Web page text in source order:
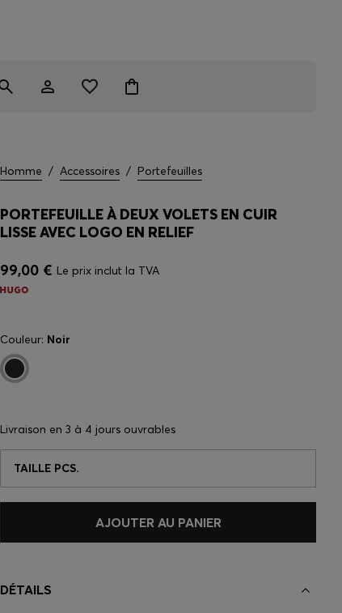
Homme / Accessoires / Portefeuilles
PORTEFEUILLE À DEUX VOLETS EN CUIR
LISSE AVEC LOGO EN RELIEF
99,00 € Le prix inclut la TVA
Couleur: Noir
Livraison en 3 à 4 jours ouvrables
TAILLE PCS.
AJOUTER AU PANIER
DÉTAILS